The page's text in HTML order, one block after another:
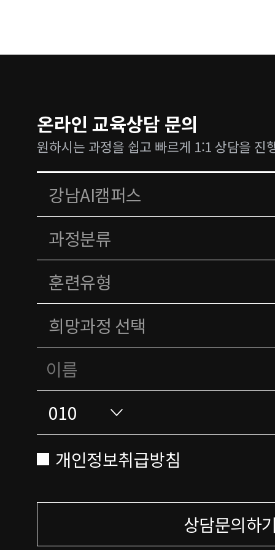
온라인 교육상담 문의
원하시는 과정을 쉽고 빠르게 1:1 상담을 진
개인정보취급방침
상담문의하